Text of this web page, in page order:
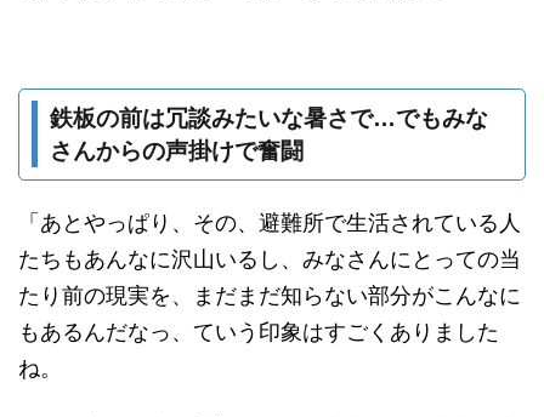
鉄板の前は冗談みたいな暑さで…でもみな
さんからの声掛けで奮闘
「あとやっぱり、その、避難所で生活されている人
たちもあんなに沢山いるし、みなさんにとっての当
たり前の現実を、まだまだ知らない部分がこんなに
もあるんだなっ、ていう印象はすごくありました
ね。